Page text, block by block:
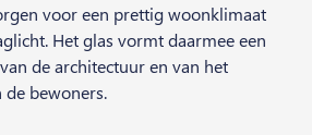
voor een prettig woonklimaat
Het glas vormt daarmee een
de architectuur en van het
bewoners.